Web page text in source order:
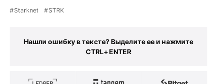
Starknet STRK
Нашли ошибку в тексте? Выделите ее и нажмите
CTRL+ENTER